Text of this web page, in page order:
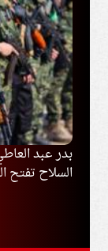
بدر عبد
السلاح تفتح